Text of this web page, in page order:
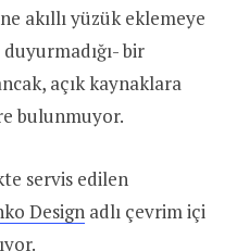
akıllı yüzük eklemeye
bir
açık kaynaklara
bulunmuyor.
servis edilen
Design adlı çevrim içi